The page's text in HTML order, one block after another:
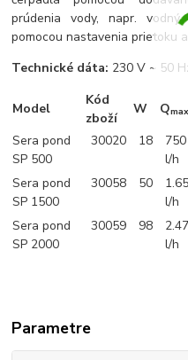
prúdenia vody, napr.
pomocou nastavenia prietoku
Technické dáta: 230 V ~ 50
Model
Kód
zboží
W Qmax
Sera pond
SP 500
30020 18
750
l/h
Sera pond
SP 1500
30058 50
l/h
Sera pond
SP 2000
30059 98
l/h
Parametre